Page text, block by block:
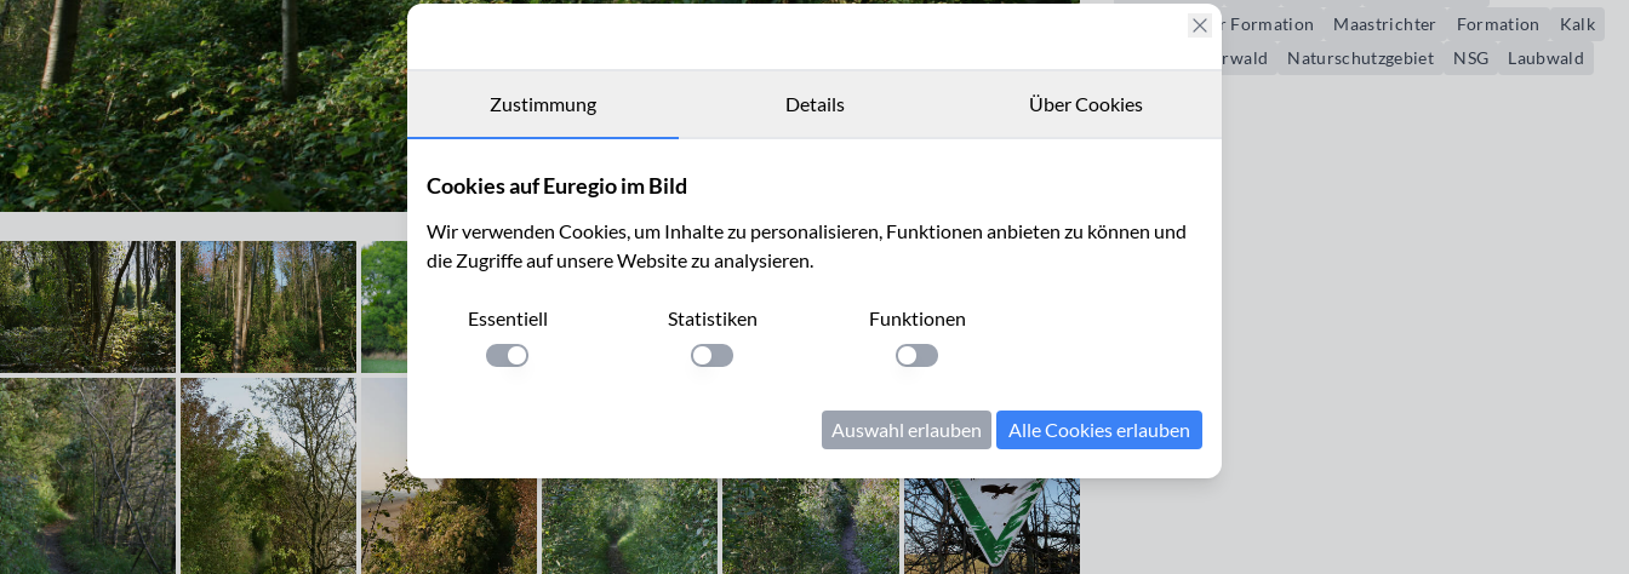
Maastrichter Formation
Maastrichter Formation
Kalk
Naturwald Naturschutzgebiet NSG Laubwald
Zustimmung Details Über Cookies
Cookies auf Euregio im Bild
Wir verwenden Cookies, um Inhalte zu personalisieren, Funktionen anbieten zu können und
die Zugriffe auf unsere Website zu analysieren.
Essentiell
Einstellung anwenden
Statistiken
Einstellung anwenden
Funktionen
Einstellung anwenden
Auswahl erlauben Alle Cookies erlauben